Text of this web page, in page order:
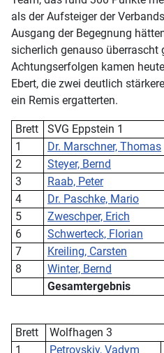
als der Aufsteiger der
Ausgang der Begegnung
sicherlich genauso überrascht
Achtungserfolgen kamen
Ebert, die zwei deutlich
ein Remis ergatterten.
Brett SVG Eppstein 1
1
Dr. Marschner, Thomas
2
Steyer, Bernd
3
Raab, Peter
4
Dr. Paschke, Mario
5
Zweschper, Erich
6
Schwerteck, Florian
7
Kreiling, Carsten
8
Winter, Bernd
Gesamtergebnis
Brett Wolfhagen 3
1
Petrovskiy, Vadym